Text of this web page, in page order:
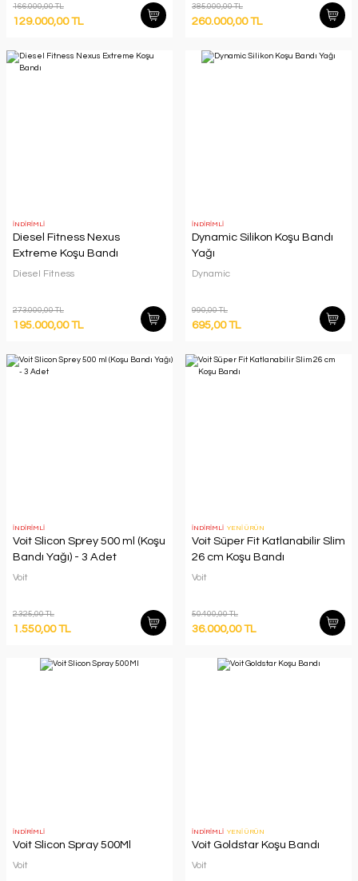
166.000,00 TL
129.000,00 TL
385.000,00 TL
260.000,00 TL
İNDİRİMLİ
Diesel Fitness Nexus
Extreme Koşu Bandı
Diesel Fitness
273.000,00 TL
195.000,00 TL
İNDİRİMLİ
Dynamic Silikon Koşu Bandı
Yağı
Dynamic
990,00 TL
695,00 TL
İNDİRİMLİ
Voit Slicon Sprey 500 ml (Koşu
Bandı Yağı) - 3 Adet
Voit
2.325,00 TL
1.550,00 TL
İNDİRİMLİ YENİ ÜRÜN
Voit Süper Fit Katlanabilir Slim
26 cm Koşu Bandı
Voit
50.400,00 TL
36.000,00 TL
İNDİRİMLİ
Voit Slicon Spray 500Ml
Voit
İNDİRİMLİ YENİ ÜRÜN
Voit Goldstar Koşu Bandı
Voit